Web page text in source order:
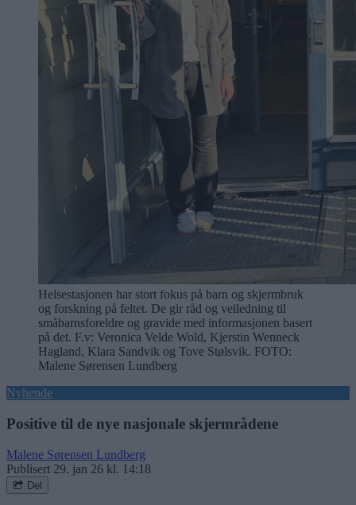
Helsestasjonen har stort fokus på barn og skjermbruk
og forskning på feltet. De gir råd og veiledning til
småbarnsforeldre og gravide med informasjonen basert
på det. F.v: Veronica Velde Wold, Kjerstin Wenneck
Hagland, Klara Sandvik og Tove Stølsvik. FOTO:
Malene Sørensen Lundberg
Nyhende
Positive til de nye nasjonale skjermrådene
Malene Sørensen Lundberg
Publisert 29. jan 26 kl. 14:18
Del